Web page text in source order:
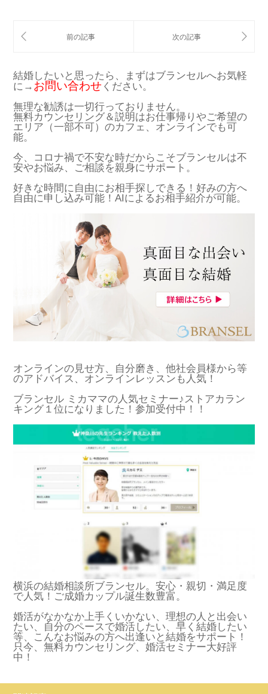
結婚したいと思ったら、まずはブランセルへお気軽
に→ お問い合わせ ください。
無理な勧誘は一切行っておりません。
無料カウンセリング＆説明はお仕事帰りやご希望の
エリア（一部不可）のカフェ、オンラインでも可
能。
今、コロナ禍で不安な時だからこそブランセルは不
安やお悩み、ご相談を親身にサポート。
好きな時間に自由にお相手探しできる！好みの方へ
自由に申し込み可能！AIによるお相手紹介が可能。
オンラインの見せ方、自分磨き、他社会員様から等
のアドバイス、オンラインレッスンも人気！
ブランセル ミカママの人気セミナー♪ストアカラン
キング１位になりました！参加受付中！！
横浜の結婚相談所ブランセル。安心・親切・満足度
で人気！ご成婚カップル誕生数豊富。
婚活がなかなか上手くいかない、理想の人と出会い
たい、自分のペースで婚活したい、早く結婚したい
等、こんなお悩みの方へ出逢いと結婚をサポート！
只今、無料カウンセリング、婚活セミナー大好評
中！